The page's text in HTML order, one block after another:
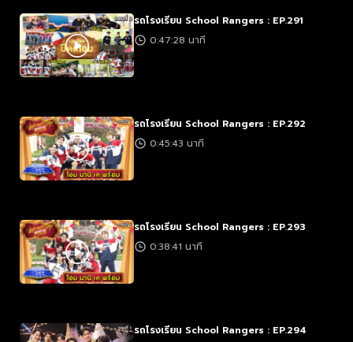
รถโรงเรียน School Rangers : EP.291
0:47:28 นาที
รถโรงเรียน School Rangers : EP.292
0:45:43 นาที
รถโรงเรียน School Rangers : EP.293
0:38:41 นาที
รถโรงเรียน School Rangers : EP.294